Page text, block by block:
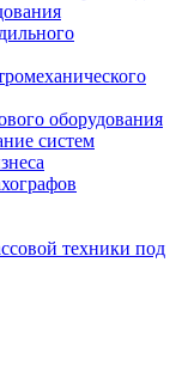
оборудования
систем
техники под